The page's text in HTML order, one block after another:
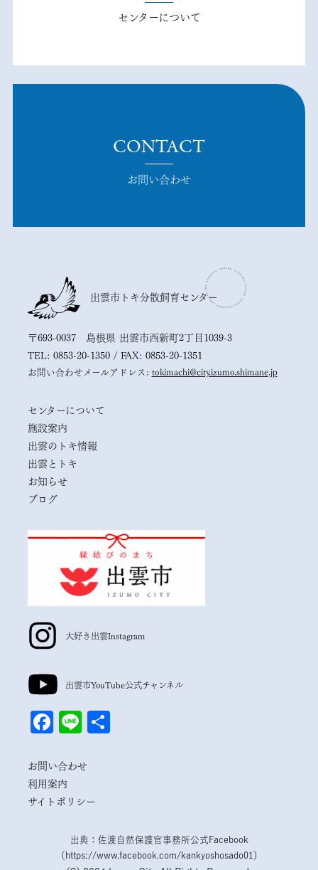
センターについて
CONTACT
お問い合わせ
出雲市トキ分散飼育センター
〒693-0037 島根県 出雲市西新町2丁目1039-3
TEL: 0853-20-1350 / FAX: 0853-20-1351
お問い合わせメールアドレス: tokimachi@city.izumo.shimane.jp
センターについて
施設案内
出雲のトキ情報
出雲とトキ
お知らせ
ブログ
大好き出雲Instagram
出雲市YouTube公式チャンネル
Facebook
Line
お問い合わせ
利用案内
サイトポリシー
出典：佐渡自然保護官事務所公式Facebook
（https://www.facebook.com/kankyoshosado01）